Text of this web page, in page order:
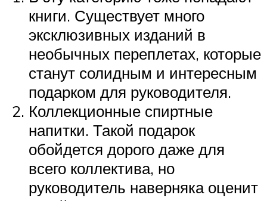
книги. Существует много
эксклюзивных изданий в
необычных переплетах, которые
станут солидным и интересным
подарком для руководителя.
Коллекционные спиртные
напитки. Такой подарок
обойдется дорого даже для
всего коллектива, но
руководитель наверняка оценит